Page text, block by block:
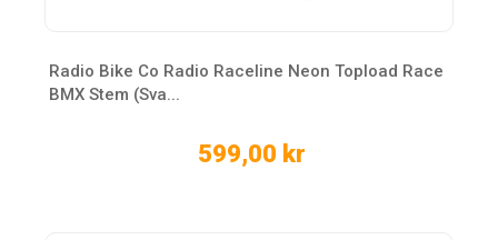
Radio Bike Co Radio Raceline Neon Topload Race
BMX Stem (Sva...
599,00 kr